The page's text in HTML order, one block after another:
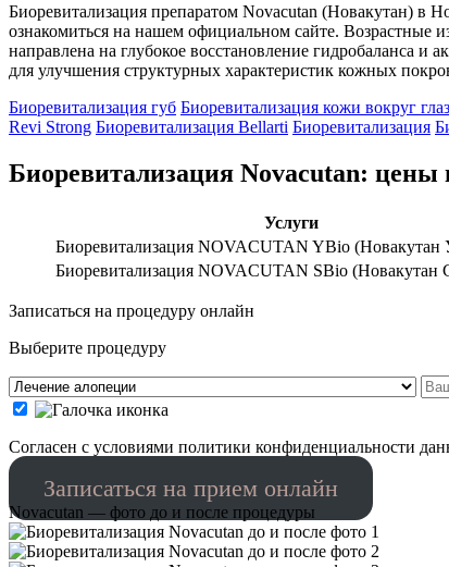
Биоревитализация препаратом Novacutan (Новакутан)
ознакомиться на нашем официальном сайте. Возрастные
направлена на глубокое восстановление гидробаланса
для улучшения структурных характеристик кожных
Биоревитализация губ Биоревитализация кожи вокруг глаз
Revi Strong Биоревитализация Bellarti Биоревитализация
Биоревитализация Novacutan: цены
Услуги
Биоревитализация NOVACUTAN YBio (Новакутан
Биоревитализация NOVACUTAN SBio (Новакутан
Записаться на процедуру онлайн
Выберите процедуру
Cогласен с условиями политики конфиденциальности
Записаться на прием онлайн
Novacutan — фото до и после процедуры